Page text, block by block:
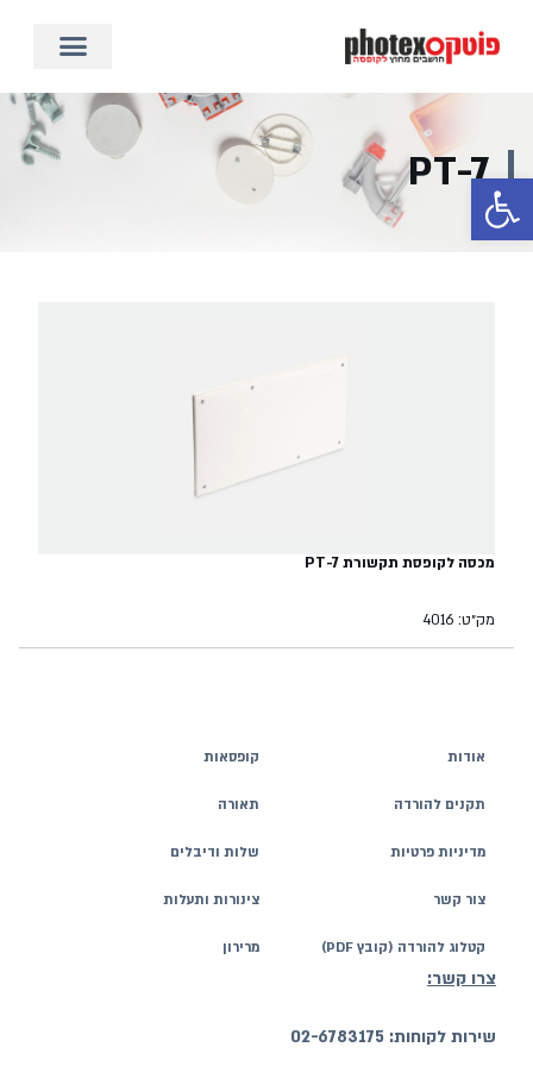
פתח סרגל נגישות
PT-7
מכסה לקופסת תקשורת PT-7
מק״ט: 4016
צרו קשר:
שירות לקוחות: 02-6783175
אודות
תקנים להורדה
מדיניות פרטיות
צור קשר
קטלוג להורדה (קובץ PDF)
קופסאות
תאורה
שלות ודיבלים
צינורות ותעלות
מרירון